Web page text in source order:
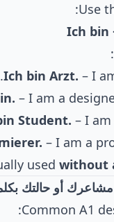
Use
Ich bin
Ich bin Arzt. – I
– I am a
Student. – I
– I am a
used without
أو حالتك
Common A1